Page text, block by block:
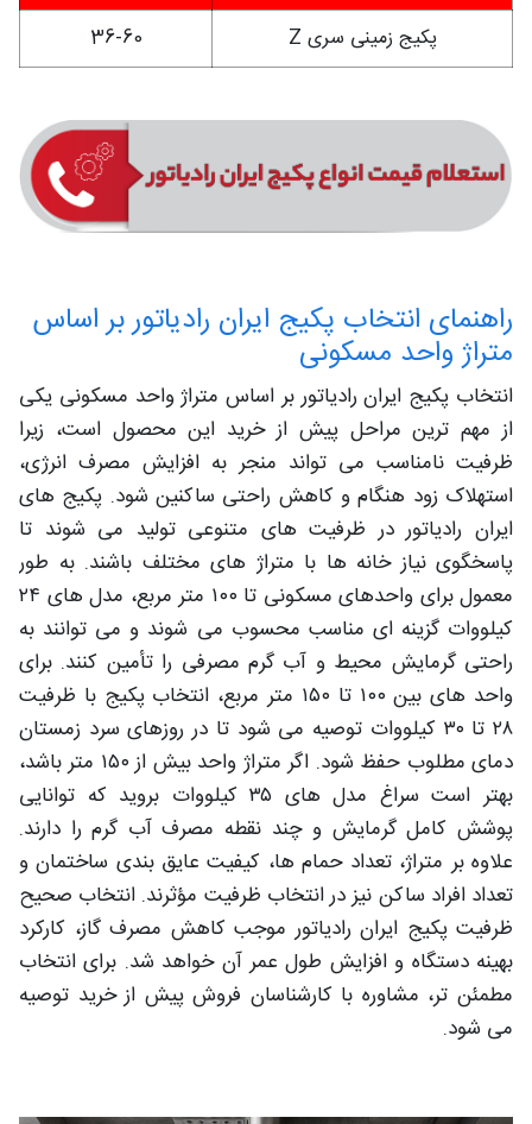
پکیج زمینی سری Z
36-60
راهنمای انتخاب پکیج ایران رادیاتور بر اساس
متراژ واحد مسکونی
انتخاب پکیج ایران رادیاتور بر اساس متراژ واحد مسکونی یکی
از مهم ترین مراحل پیش از خرید این محصول است، زیرا
ظرفیت نامناسب می تواند منجر به افزایش مصرف انرژی،
استهلاک زود هنگام و کاهش راحتی ساکنین شود. پکیج های
ایران رادیاتور در ظرفیت های متنوعی تولید می شوند تا
پاسخگوی نیاز خانه ها با متراژ های مختلف باشند. به طور
معمول برای واحدهای مسکونی تا ۱۰۰ متر مربع، مدل های ۲۴
کیلووات گزینه ای مناسب محسوب می شوند و می توانند به
راحتی گرمایش محیط و آب گرم مصرفی را تأمین کنند. برای
واحد های بین ۱۰۰ تا ۱۵۰ متر مربع، انتخاب پکیج با ظرفیت
۲۸ تا ۳۰ کیلووات توصیه می شود تا در روزهای سرد زمستان
دمای مطلوب حفظ شود. اگر متراژ واحد بیش از ۱۵۰ متر باشد،
بهتر است سراغ مدل های ۳۵ کیلووات بروید که توانایی
پوشش کامل گرمایش و چند نقطه مصرف آب گرم را دارند.
علاوه بر متراژ، تعداد حمام ها، کیفیت عایق بندی ساختمان و
تعداد افراد ساکن نیز در انتخاب ظرفیت مؤثرند. انتخاب صحیح
ظرفیت پکیج ایران رادیاتور موجب کاهش مصرف گاز، کارکرد
بهینه دستگاه و افزایش طول عمر آن خواهد شد. برای انتخاب
مطمئن تر، مشاوره با کارشناسان فروش پیش از خرید توصیه
می شود.